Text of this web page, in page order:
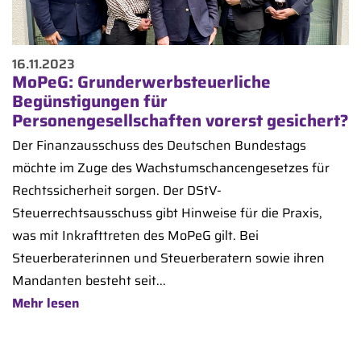
16.11.2023
MoPeG: Grunderwerbsteuerliche
Begünstigungen für
Personengesellschaften vorerst gesichert?
Der Finanzausschuss des Deutschen Bundestags
möchte im Zuge des Wachstumschancengesetzes für
Rechtssicherheit sorgen. Der DStV-
Steuerrechtsausschuss gibt Hinweise für die Praxis,
was mit Inkrafttreten des MoPeG gilt. Bei
Steuerberaterinnen und Steuerberatern sowie ihren
Mandanten besteht seit...
Mehr lesen